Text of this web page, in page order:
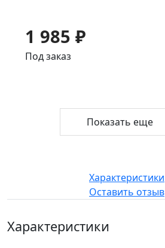
1 985 ₽
Под заказ
Показать еще
Характеристики
Оставить отзыв
Характеристики